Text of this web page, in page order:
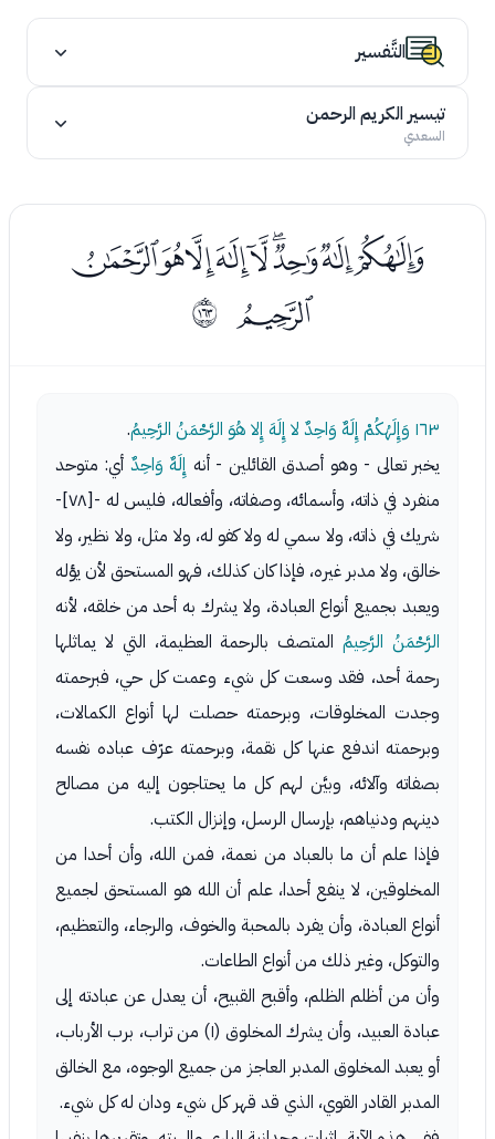
التَّفسير
تيسير الكريم الرحمن
السعدي
ﯺﯻﯼﯽﯾﯿﰀﰁﰂ
ﰃ ﲢ
١٦٣ وَإِلَهُكُمْ إِلَهٌ وَاحِدٌ لا إِلَهَ إِلا هُوَ الرَّحْمَنُ الرَّحِيمُ.
يخبر تعالى - وهو أصدق القائلين - أنه إِلَهٌ وَاحِدٌ أي: متوحد
منفرد في ذاته، وأسمائه، وصفاته، وأفعاله، فليس له -[٧٨]-
شريك في ذاته، ولا سمي له ولا كفو له، ولا مثل، ولا نظير، ولا
خالق، ولا مدبر غيره، فإذا كان كذلك، فهو المستحق لأن يؤله
ويعبد بجميع أنواع العبادة، ولا يشرك به أحد من خلقه، لأنه
الرَّحْمَنُ الرَّحِيمُالمتصف بالرحمة العظيمة، التي لا يماثلها
رحمة أحد، فقد وسعت كل شيء وعمت كل حي، فبرحمته
وجدت المخلوقات، وبرحمته حصلت لها أنواع الكمالات،
وبرحمته اندفع عنها كل نقمة، وبرحمته عرّف عباده نفسه
بصفاته وآلائه، وبيَّن لهم كل ما يحتاجون إليه من مصالح
دينهم ودنياهم، بإرسال الرسل، وإنزال الكتب.
فإذا علم أن ما بالعباد من نعمة، فمن الله، وأن أحدا من
المخلوقين، لا ينفع أحدا، علم أن الله هو المستحق لجميع
أنواع العبادة، وأن يفرد بالمحبة والخوف، والرجاء، والتعظيم،
والتوكل، وغير ذلك من أنواع الطاعات.
وأن من أظلم الظلم، وأقبح القبيح، أن يعدل عن عبادته إلى
عبادة العبيد، وأن يشرك المخلوق (١) من تراب، برب الأرباب،
أو يعبد المخلوق المدبر العاجز من جميع الوجوه، مع الخالق
المدبر القادر القوي، الذي قد قهر كل شيء ودان له كل شيء.